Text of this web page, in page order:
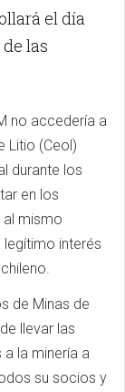
el día
las
no accedería a
Litio (Ceol)
durante los
en los
al mismo
interés
de Minas de
llevar las
la minería a
su socios y